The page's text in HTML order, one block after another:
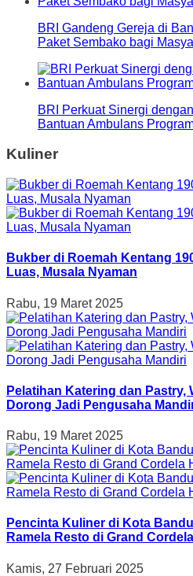
BRI Gandeng Gereja di
Paket Sembako bagi
BRI Perkuat Sinergi
Bantuan Ambulans
Kuliner
Bukber di Roemah Kentang
Luas, Musala Nyaman
Rabu, 19 Maret 2025
Pelatihan Katering dan Pastry,
Dorong Jadi Pengusaha
Rabu, 19 Maret 2025
Pencinta Kuliner di Kota
Ramela Resto di Grand
Kamis, 27 Februari 2025